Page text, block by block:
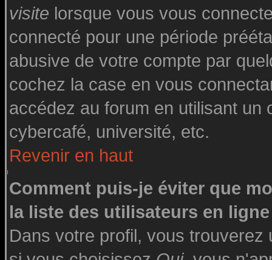
visite lorsque vous vous
connecté pour une période
abusive de votre compte par
cochez la case en vous
accédez au forum en utilisant un
cybercafé, université, etc.
Revenir en haut
Comment puis-je éviter que
la liste des utilisateurs en
Dans votre profil, vous trouverez